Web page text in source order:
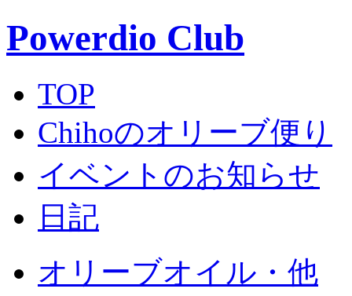
Powerdio Club
TOP
Chihoのオリーブ便り
イベントのお知らせ
日記
オリーブオイル・他